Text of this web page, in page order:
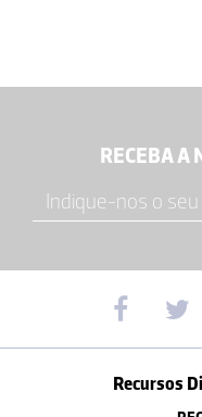
RECEBA A
Recursos